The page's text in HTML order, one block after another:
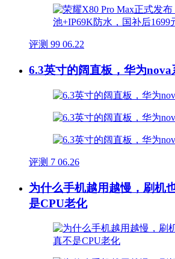
评测 99 06.22
6.3英寸的阔直板，华为
评测 7 06.26
为什么手机越用越慢，刷机
是CPU老化